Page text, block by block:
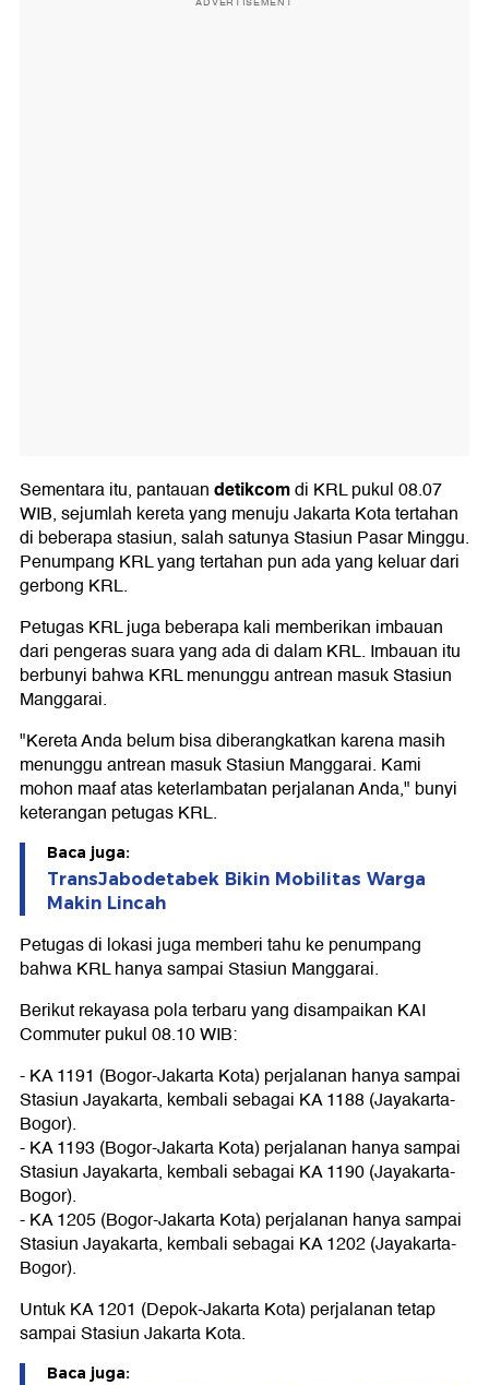
Sementara itu, pantauandetikcomdi KRL pukul 08.07
WIB, sejumlah kereta yang menuju Jakarta Kota tertahan
di beberapa stasiun, salah satunya Stasiun Pasar Minggu.
Penumpang KRL yang tertahan pun ada yang keluar dari
gerbong KRL.
Petugas KRL juga beberapa kali memberikan imbauan
dari pengeras suara yang ada di dalam KRL. Imbauan itu
berbunyi bahwa KRL menunggu antrean masuk Stasiun
Manggarai.
"Kereta Anda belum bisa diberangkatkan karena masih
menunggu antrean masuk Stasiun Manggarai. Kami
mohon maaf atas keterlambatan perjalanan Anda," bunyi
keterangan petugas KRL.
Baca juga:
TransJabodetabek Bikin Mobilitas Warga
Makin Lincah
Petugas di lokasi juga memberi tahu ke penumpang
bahwa KRL hanya sampai Stasiun Manggarai.
Berikut rekayasa pola terbaru yang disampaikan KAI
Commuter pukul 08.10 WIB:
- KA 1191 (Bogor-Jakarta Kota) perjalanan hanya sampai
Stasiun Jayakarta, kembali sebagai KA 1188 (Jayakarta-
Bogor).
- KA 1193 (Bogor-Jakarta Kota) perjalanan hanya sampai
Stasiun Jayakarta, kembali sebagai KA 1190 (Jayakarta-
Bogor).
- KA 1205 (Bogor-Jakarta Kota) perjalanan hanya sampai
Stasiun Jayakarta, kembali sebagai KA 1202 (Jayakarta-
Bogor).
Untuk KA 1201 (Depok-Jakarta Kota) perjalanan tetap
sampai Stasiun Jakarta Kota.
Baca juga: